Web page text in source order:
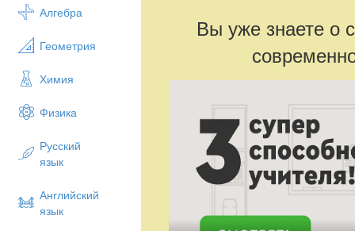
Алгебра
Геометрия
Химия
Физика
Русский
язык
Английский
язык
последовательной и систематической
коллектива в данном направлении
которой является создание и
подготовки учащихся 5–11
классов школы к итоговой аттестации
тестирования.
Принципы построения
Первый принцип –
подготовку, соблюдая «правило
заданий со звёздочками, от
раздела С.
Вы уже знаете о